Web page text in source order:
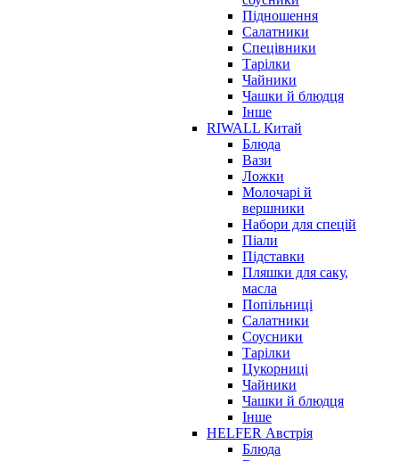
Підношення
Салатники
Спецівники
Тарілки
Чайники
Чашки й блюдця
Інше
RIWALL Китай
Блюда
Вази
Ложки
Молочарі й
вершники
Набори для спецій
Піали
Підставки
Пляшки для саку,
масла
Попільниці
Салатники
Соусники
Тарілки
Цукорниці
Чайники
Чашки й блюдця
Інше
HELFER Австрія
Блюда